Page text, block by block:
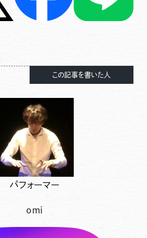
この記事を書いた人
パフォーマー
omi